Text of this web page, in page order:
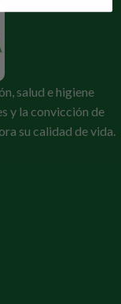
salud e higiene
y la convicción de
su calidad de vida.